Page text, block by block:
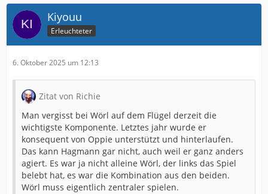
Kiyouu
Erleuchteter
6. Oktober 2025 um 12:13
Zitat von Richie
Man vergisst bei Wörl auf dem Flügel derzeit die
wichtigste Komponente. Letztes jahr wurde er
konsequent von Oppie unterstützt und hinterlaufen.
Das kann Hagmann gar nicht, auch weil er ganz anders
agiert. Es war ja nicht alleine Wörl, der links das Spiel
belebt hat, es war die Kombination aus den beiden.
Wörl muss eigentlich zentraler spielen.